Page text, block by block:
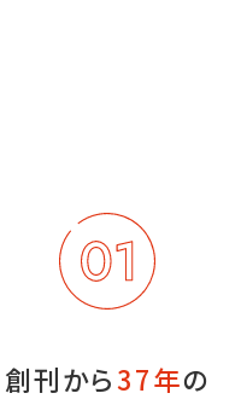
創刊から37年の